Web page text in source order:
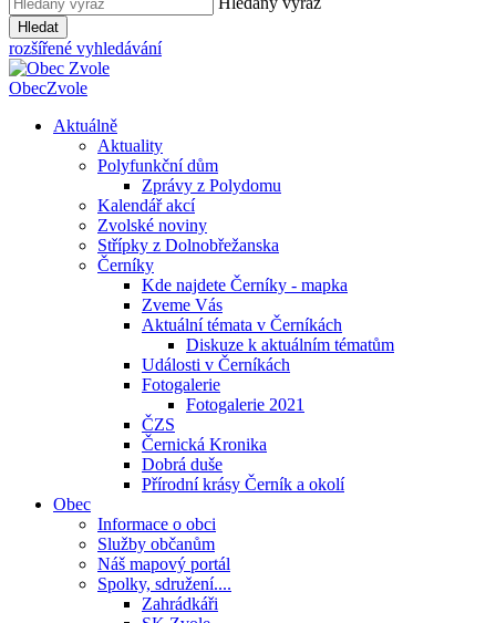
Hledat
rozšířené vyhledávání
ObecZvole
Aktuálně
Aktuality
Polyfunkční dům
Zprávy z Polydomu
Kalendář akcí
Zvolské noviny
Střípky z Dolnobřežanska
Černíky
Kde najdete Černíky - mapka
Zveme Vás
Aktuální témata v Černíkách
Diskuze k aktuálním tématům
Události v Černíkách
Fotogalerie
Fotogalerie 2021
ČZS
Černická Kronika
Dobrá duše
Přírodní krásy Černík a okolí
Obec
Informace o obci
Služby občanům
Náš mapový portál
Spolky, sdružení....
Zahrádkáři